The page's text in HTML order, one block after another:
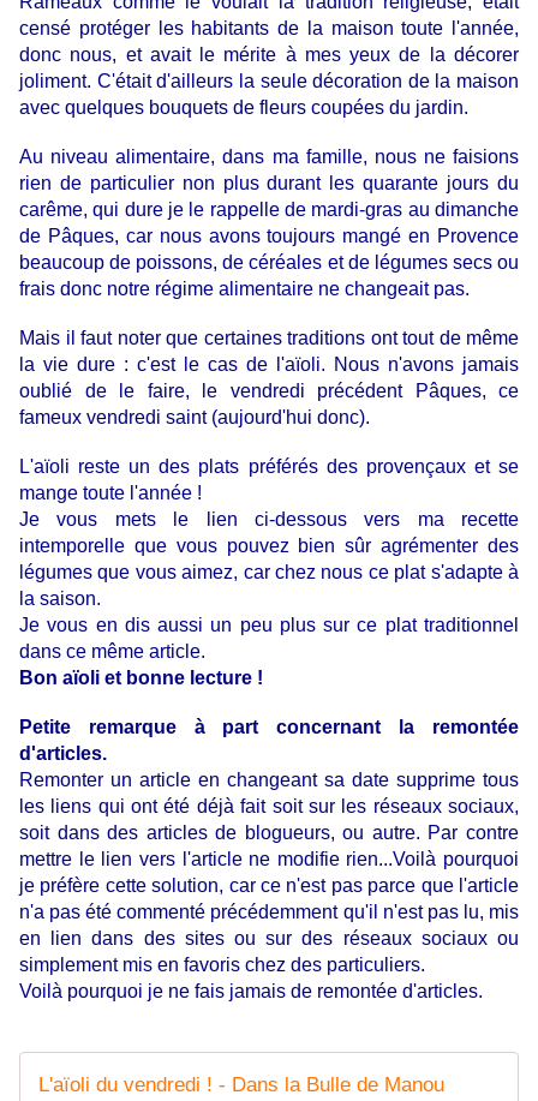
censé protéger les habitants de la maison toute l'année,
donc nous, et avait le mérite à mes yeux de la décorer
joliment. C'était d'ailleurs la seule décoration de la maison
avec quelques bouquets de fleurs coupées du jardin.
Au niveau alimentaire, dans ma famille, nous ne faisions
rien de particulier non plus durant les quarante jours du
carême, qui dure je le rappelle de mardi-gras au dimanche
de Pâques, car nous avons toujours mangé en Provence
beaucoup de poissons, de céréales et de légumes secs ou
frais donc notre régime alimentaire ne changeait pas.
Mais il faut noter que certaines traditions ont tout de même
la vie dure : c'est le cas de l'aïoli. Nous n'avons jamais
oublié de le faire, le vendredi précédent Pâques, ce
fameux vendredi saint (aujourd'hui donc).
L'aïoli reste un des plats préférés des provençaux et se
mange toute l'année !
Je vous mets le lien ci-dessous vers ma recette
intemporelle que vous pouvez bien sûr agrémenter des
légumes que vous aimez, car chez nous ce plat s'adapte à
la saison.
Je vous en dis aussi un peu plus sur ce plat traditionnel
dans ce même article.
Bon aïoli et bonne lecture !
Petite remarque à part concernant la remontée
d'articles.
Remonter un article en changeant sa date supprime tous
les liens qui ont été déjà fait soit sur les réseaux sociaux,
soit dans des articles de blogueurs, ou autre. Par contre
mettre le lien vers l'article ne modifie rien...Voilà pourquoi
je préfère cette solution, car ce n'est pas parce que l'article
n'a pas été commenté précédemment qu'il n'est pas lu, mis
en lien dans des sites ou sur des réseaux sociaux ou
simplement mis en favoris chez des particuliers.
Voilà pourquoi je ne fais jamais de remontée d'articles.
L'aïoli du vendredi ! - Dans la Bulle de Manou